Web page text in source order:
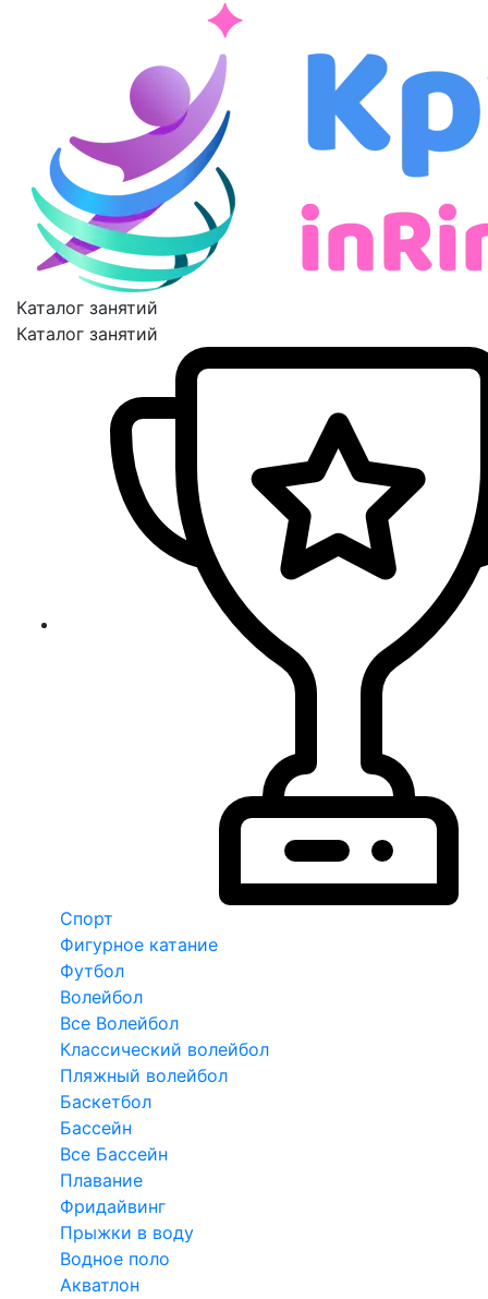
Каталог занятий
Каталог занятий
Спорт
Фигурное катание
Футбол
Волейбол
Все Волейбол
Классический волейбол
Пляжный волейбол
Баскетбол
Бассейн
Все Бассейн
Плавание
Фридайвинг
Прыжки в воду
Водное поло
Акватлон